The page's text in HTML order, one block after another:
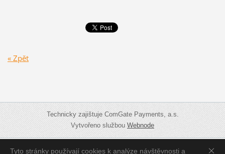
« Zpět
Tyto stránky používají cookies k analýze návštěvnosti a
Technicky zajištuje ComGate Payments, a.s.
Vytvořeno službouWebnode